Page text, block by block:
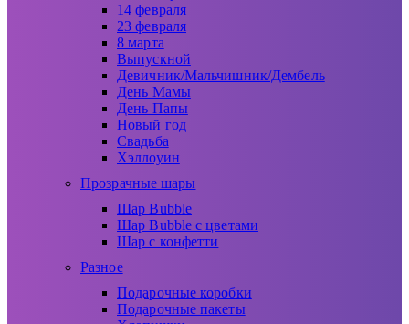
14 февраля
23 февраля
8 марта
Выпускной
Девичник/Мальчишник/Дембель
День Мамы
День Папы
Новый год
Свадьба
Хэллоуин
Прозрачные шары
Шар Bubble
Шар Bubble с цветами
Шар с конфетти
Разное
Подарочные коробки
Подарочные пакеты